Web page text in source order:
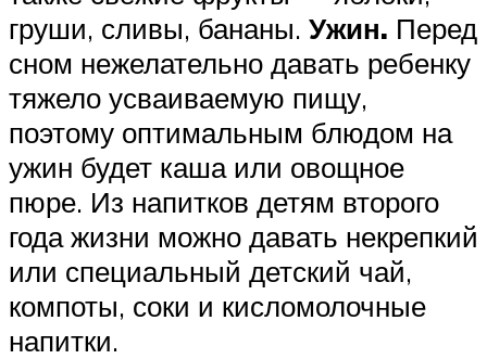
груши, сливы, бананы. Ужин. Перед
сном нежелательно давать ребенку
тяжело усваиваемую пищу,
поэтому оптимальным блюдом на
ужин будет каша или овощное
пюре. Из напитков детям второго
года жизни можно давать некрепкий
или специальный детский чай,
компоты, соки и кисломолочные
напитки.